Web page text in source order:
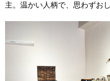
主。温かい人柄で、思わずお